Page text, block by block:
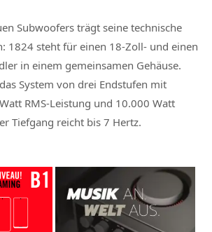
Subwoofers trägt seine technische
1824 steht für einen 18-Zoll- und einen
in einem gemeinsamen Gehäuse.
System von drei Endstufen mit
RMS-Leistung und 10.000 Watt
Tiefgang reicht bis 7 Hertz.